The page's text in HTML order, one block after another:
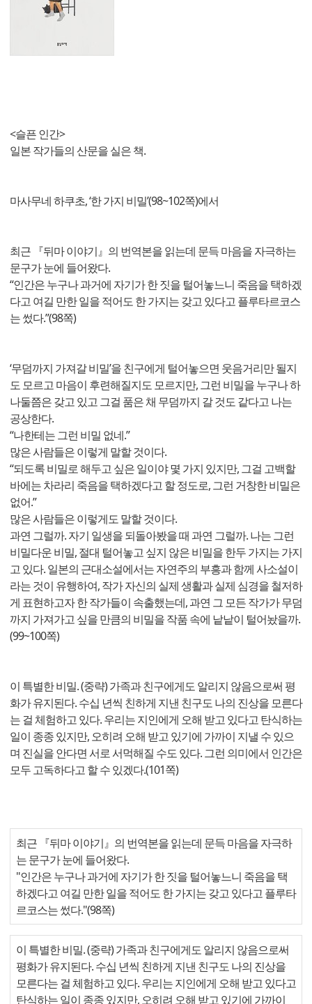
<슬픈 인간>
일본 작가들의 산문을 실은 책.
마사무네 하쿠초, ‘한 가지 비밀’(98~102쪽)에서
최근 『뒤마 이야기』의 번역본을 읽는데 문득 마음을 자극하는
문구가 눈에 들어왔다.
“인간은 누구나 과거에 자기가 한 짓을 털어놓느니 죽음을 택하겠
다고 여길 만한 일을 적어도 한 가지는 갖고 있다고 플루타르코스
는 썼다.”(98쪽)
‘무덤까지 가져갈 비밀’을 친구에게 털어놓으면 웃음거리만 될지
도 모르고 마음이 후련해질지도 모르지만, 그런 비밀을 누구나 하
나둘쯤은 갖고 있고 그걸 품은 채 무덤까지 갈 것도 같다고 나는
공상한다.
“나한테는 그런 비밀 없네.”
많은 사람들은 이렇게 말할 것이다.
“되도록 비밀로 해두고 싶은 일이야 몇 가지 있지만, 그걸 고백할
바에는 차라리 죽음을 택하겠다고 할 정도로, 그런 거창한 비밀은
없어.”
많은 사람들은 이렇게도 말할 것이다.
과연 그럴까. 자기 일생을 되돌아봤을 때 과연 그럴까. 나는 그런
비밀다운 비밀, 절대 털어놓고 싶지 않은 비밀을 한두 가지는 가지
고 있다. 일본의 근대소설에서는 자연주의 부흥과 함께 사소설이
라는 것이 유행하여, 작가 자신의 실제 생활과 실제 심경을 철저하
게 표현하고자 한 작가들이 속출했는데, 과연 그 모든 작가가 무덤
까지 가져가고 싶을 만큼의 비밀을 작품 속에 낱낱이 털어놨을까.
(99~100쪽)
이 특별한 비밀. (중략) 가족과 친구에게도 알리지 않음으로써 평
화가 유지된다. 수십 년씩 친하게 지낸 친구도 나의 진상을 모른다
는 걸 체험하고 있다. 우리는 지인에게 오해 받고 있다고 탄식하는
일이 종종 있지만, 오히려 오해 받고 있기에 가까이 지낼 수 있으
며 진실을 안다면 서로 서먹해질 수도 있다. 그런 의미에서 인간은
모두 고독하다고 할 수 있겠다.(101쪽)
최근 『뒤마 이야기』의 번역본을 읽는데 문득 마음을 자극하
는 문구가 눈에 들어왔다.
"인간은 누구나 과거에 자기가 한 짓을 털어놓느니 죽음을 택
하겠다고 여길 만한 일을 적어도 한 가지는 갖고 있다고 플루타
르코스는 썼다."(98쪽)
이 특별한 비밀. (중략) 가족과 친구에게도 알리지 않음으로써
평화가 유지된다. 수십 년씩 친하게 지낸 친구도 나의 진상을
모른다는 걸 체험하고 있다. 우리는 지인에게 오해 받고 있다고
탄식하는 일이 종종 있지만, 오히려 오해 받고 있기에 가까이